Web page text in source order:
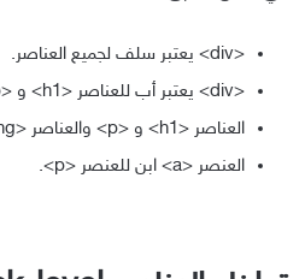
<div>
يعتبر سلف لجميع العناصر.
<div>
يعتبر أب للعناصر <h1> و <p>
العناصر <h1> و <p> والعناصر <strong>
العنصر <a> ابن للعنصر <p>
.